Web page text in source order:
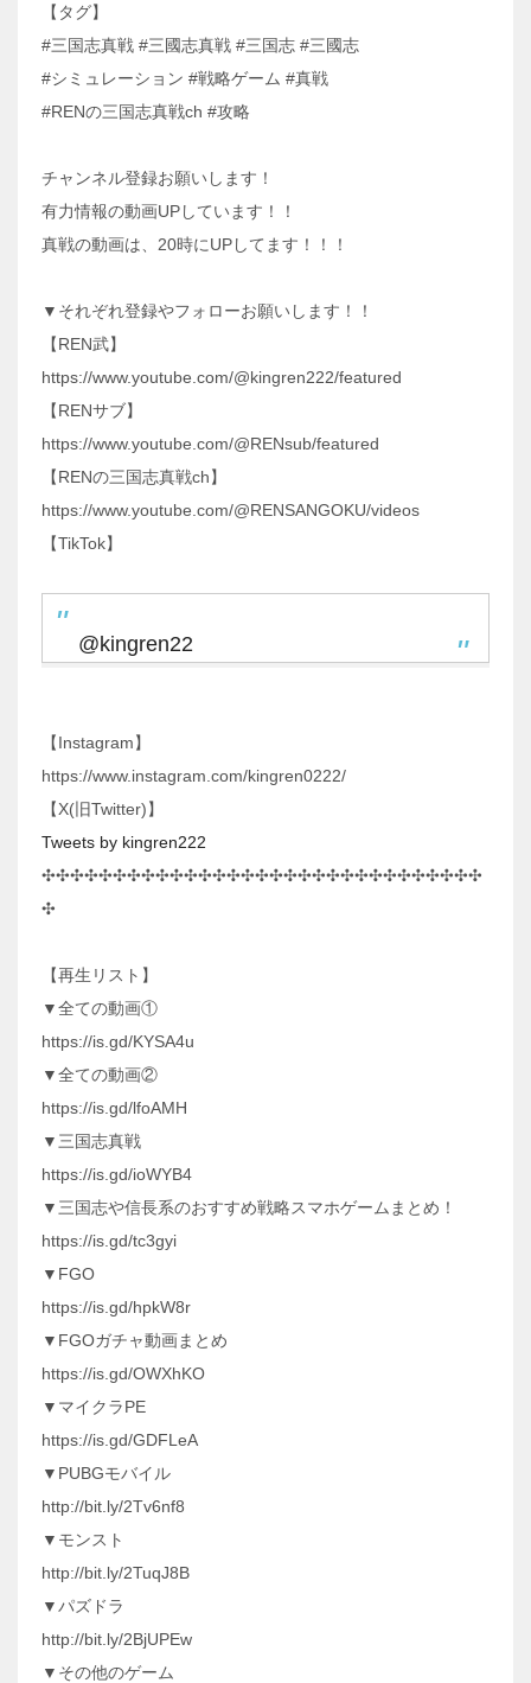
【タグ】
#三国志真戦 #三國志真戦 #三国志 #三國志
#シミュレーション #戦略ゲーム #真戦
#RENの三国志真戦ch #攻略
チャンネル登録お願いします！
有力情報の動画UPしています！！
真戦の動画は、20時にUPしてます！！！
▼それぞれ登録やフォローお願いします！！
【REN武】
https://www.youtube.com/@kingren222/featured
【RENサブ】
https://www.youtube.com/@RENsub/featured
【RENの三国志真戦ch】
https://www.youtube.com/@RENSANGOKU/videos
【TikTok】
@kingren22
【Instagram】
https://www.instagram.com/kingren0222/
【X(旧Twitter)】
Tweets by kingren222
✣✣✣✣✣✣✣✣✣✣✣✣✣✣✣✣✣✣✣✣✣✣✣✣✣✣✣✣✣✣✣
✣
【再生リスト】
▼全ての動画①
https://is.gd/KYSA4u
▼全ての動画②
https://is.gd/lfoAMH
▼三国志真戦
https://is.gd/ioWYB4
▼三国志や信長系のおすすめ戦略スマホゲームまとめ！
https://is.gd/tc3gyi
▼FGO
https://is.gd/hpkW8r
▼FGOガチャ動画まとめ
https://is.gd/OWXhKO
▼マイクラPE
https://is.gd/GDFLeA
▼PUBGモバイル
http://bit.ly/2Tv6nf8
▼モンスト
http://bit.ly/2TuqJ8B
▼パズドラ
http://bit.ly/2BjUPEw
▼その他のゲーム